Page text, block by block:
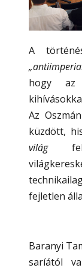
A
hogy az
Az
küzdött,
világ
fejletlen
Baranyi
saríától